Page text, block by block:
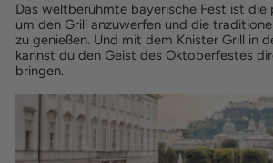
Das weltberühmte bayerische Fest ist die
um den Grill anzuwerfen und die
zu genießen. Und mit dem Knister Grill in
kannst du den Geist des Oktoberfestes
bringen.